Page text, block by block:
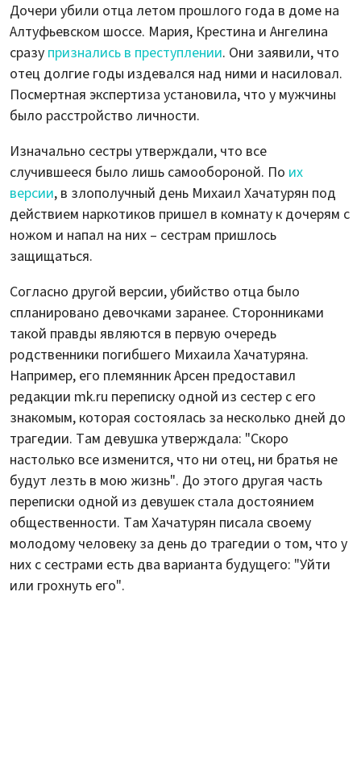
Дочери убили отца летом прошлого года в доме на
Алтуфьевском шоссе. Мария, Крестина и Ангелина
сразу признались в преступлении. Они заявили, что
отец долгие годы издевался над ними и насиловал.
Посмертная экспертиза установила, что у мужчины
было расстройство личности.
Изначально сестры утверждали, что все
случившееся было лишь самообороной. По их
версии, в злополучный день Михаил Хачатурян под
действием наркотиков пришел в комнату к дочерям с
ножом и напал на них – сестрам пришлось
защищаться.
Согласно другой версии, убийство отца было
спланировано девочками заранее. Сторонниками
такой правды являются в первую очередь
родственники погибшего Михаила Хачатуряна.
Например, его племянник Арсен предоставил
редакции mk.ru переписку одной из сестер с его
знакомым, которая состоялась за несколько дней до
трагедии. Там девушка утверждала: "Скоро
настолько все изменится, что ни отец, ни братья не
будут лезть в мою жизнь". До этого другая часть
переписки одной из девушек стала достоянием
общественности. Там Хачатурян писала своему
молодому человеку за день до трагедии о том, что у
них с сестрами есть два варианта будущего: "Уйти
или грохнуть его".